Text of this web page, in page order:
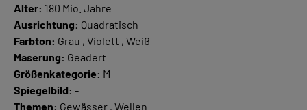
Alter: 180 Mio. Jahre
Ausrichtung: Quadratisch
Farbton: Grau , Violett , Weiß
Maserung: Geadert
Größenkategorie: M
Spiegelbild: -
Themen: Gewässer , Wellen